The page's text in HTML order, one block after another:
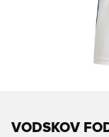
VODSKOV